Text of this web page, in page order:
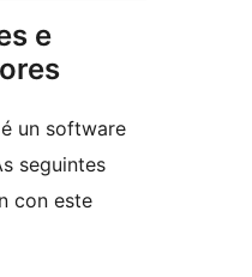
e
un software
seguintes
con este